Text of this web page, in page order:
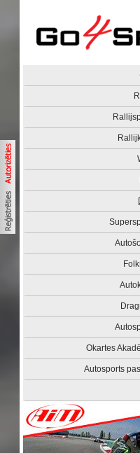
Okartes
Autosports